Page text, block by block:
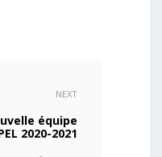
NEXT
équipe
2020-2021